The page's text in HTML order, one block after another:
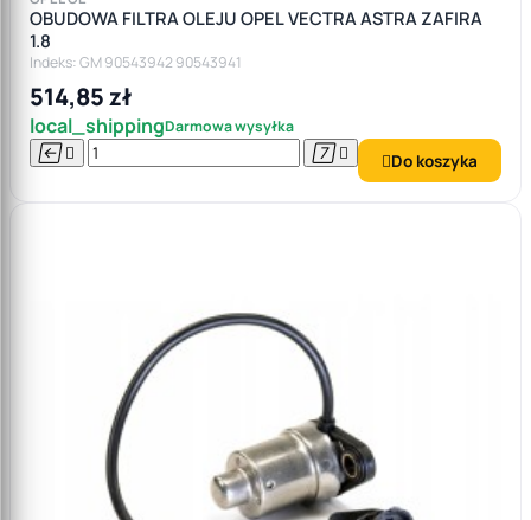
OBUDOWA FILTRA OLEJU OPEL VECTRA ASTRA ZAFIRA
1.8
Indeks: GM 90543942 90543941
514,85 zł
local_shippingDarmowa wysyłka
    Do koszyka